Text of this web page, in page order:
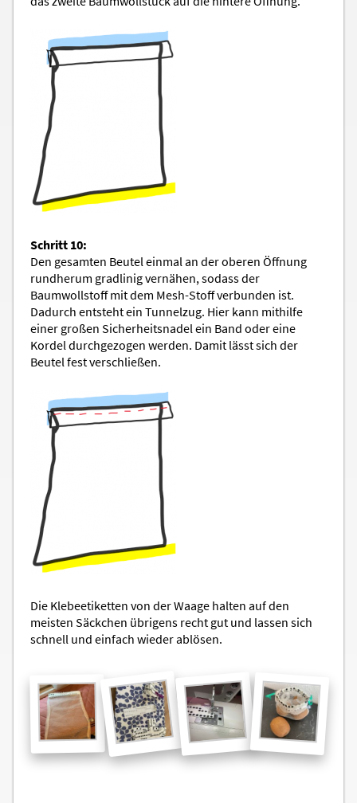
Schritt 10:
Den gesamten Beutel einmal an der oberen Öffnung
rundherum gradlinig vernähen, sodass der
Baumwollstoff mit dem Mesh-Stoff verbunden ist.
Dadurch entsteht ein Tunnelzug. Hier kann mithilfe
einer großen Sicherheitsnadel ein Band oder eine
Kordel durchgezogen werden. Damit lässt sich der
Beutel fest verschließen.
Die Klebeetiketten von der Waage halten auf den
meisten Säckchen übrigens recht gut und lassen sich
schnell und einfach wieder ablösen.